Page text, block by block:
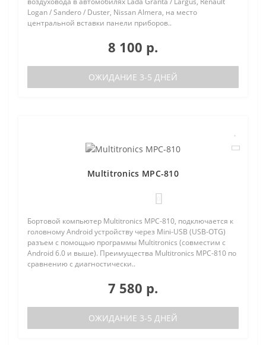
Logan / Sandero / Duster, Nissan Almera, на место
центральной вставки панели приборов..
8 100 р.
ОЖИДАНИЕ 3-5 ДНЕЙ
Multitronics MPC-810
Бортовой компьютер Multitronics MPC-810, подключается к
головному Android устройству через Mini-USB (USB-OTG)
разъем с помощью программы Multitronics (совместим с
Android 6.0 и выше). Преимущества Multitronics MPC-810 по
сравнению с диагностически..
7 580 р.
ОЖИДАНИЕ 3-5 ДНЕЙ